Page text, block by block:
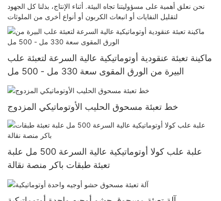
نحن نعلق أهمية على مسؤوليتنا تجاه البيئة. أثناء الإنتاج، بذلنا كل الجهود
لتقليل النفايات أو انبعاث الكربون أو أنواع أخرى من الملوثات
ماكينة تعبئة عنقودية أوتوماتيكية عالية السرعة لتعبئة علب
البيرة من الورق المقوى سعة 330 مل - 500 مل
خط تعبئة مسحوق الحليب الأوتوماتيكي المزدوج
علبة علب كولا أوتوماتيكية عالية السرعة 500 مل علبة
تعبئة طبقات باكر منصة نقالة